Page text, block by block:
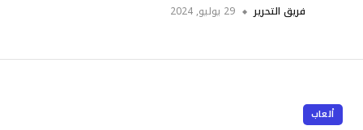
فريق التحرير 29 يوليو, 2024
ألعاب